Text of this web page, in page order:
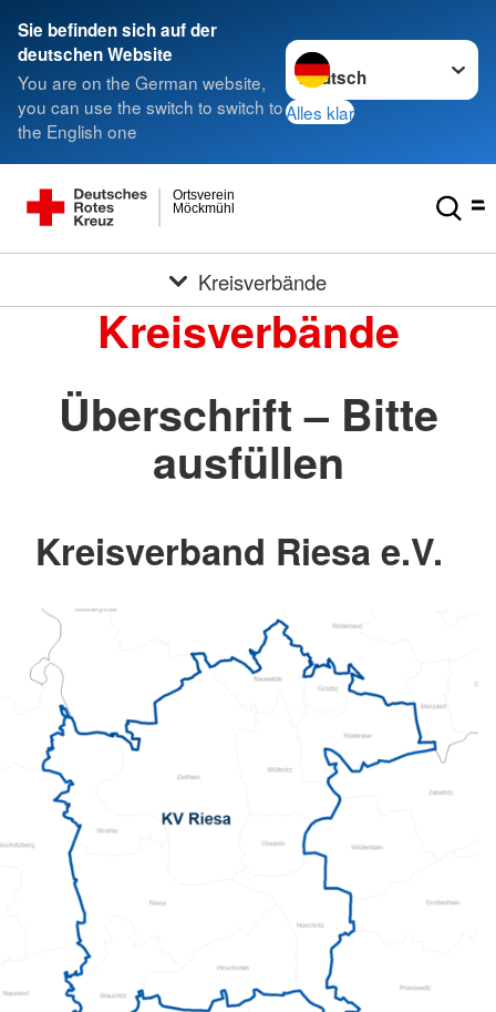
Sie befinden sich auf der
deutschen Website
You are on the German website,
you can use the switch to switch to
the English one
Sprache wechseln zu
Alles klar
Möckmühl
Ortsverein
Kreisverbände
Kreisverbände
Überschrift – Bitte
ausfüllen
Kreisverband Riesa e.V.